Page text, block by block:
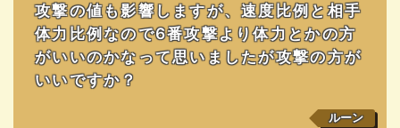
攻撃の値も影響しますが、速度比例と相手
体力比例なので6番攻撃より体力とかの方
がいいのかなって思いましたが攻撃の方が
いいですか？
ルーン